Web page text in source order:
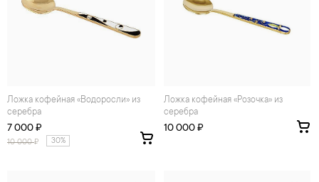
Ложка кофейная «Водоросли» из
серебра
7 000 ₽
10 000₽ 30%
Ложка кофейная «Розочка» из
серебра
10 000 ₽